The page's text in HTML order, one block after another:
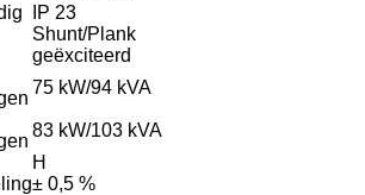
IP 23
Shunt/Plank
geëxciteerd
75 kW/94 kVA
83 kW/103 kVA
H
± 0,5 %